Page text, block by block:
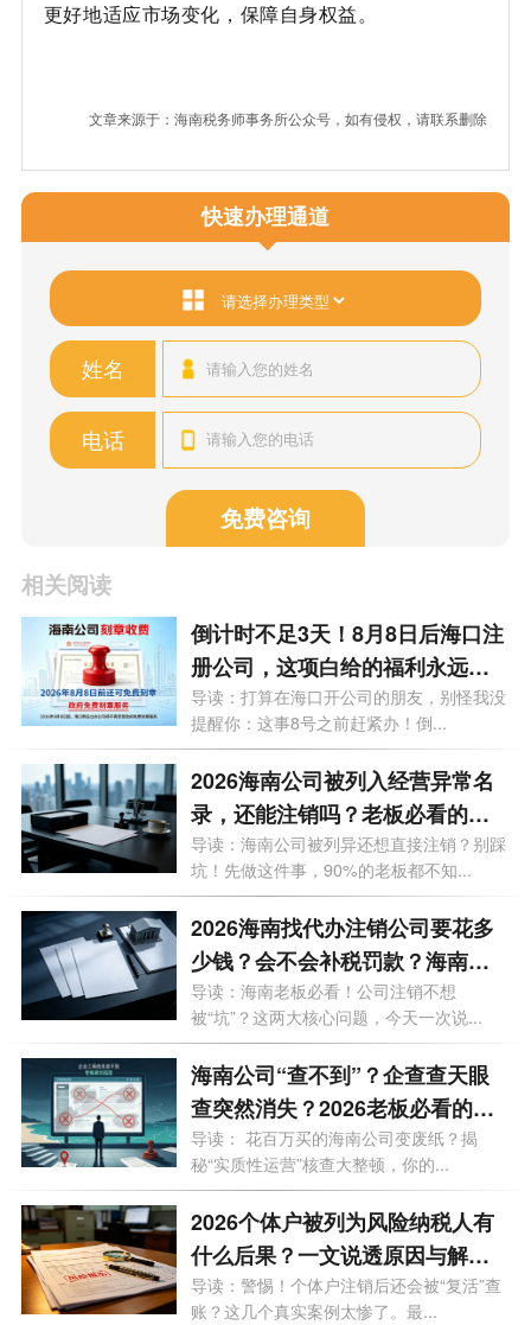
更好地适应市场变化，保障自身权益。
文章来源于：海南税务师事务所公众号，如有侵权，请联系删除
快速办理通道
姓名
电话
免费咨询
相关阅读
倒计时不足3天！8月8日后海口注
册公司，这项白给的福利永远没
了
导读：打算在海口开公司的朋友，别怪我没
提醒你：这事8号之前赶紧办！倒...
2026海南公司被列入经营异常名
录，还能注销吗？老板必看的自
救指南！
导读：海南公司被列异还想直接注销？别踩
坑！先做这件事，90%的老板都不知...
2026海南找代办注销公司要花多
少钱？会不会补税罚款？海南最
新注销避坑指南！
导读：海南老板必看！公司注销不想
被“坑”？这两大核心问题，今天一次说...
海南公司“查不到”？企查查天眼
查突然消失？2026老板必看的工
商屏蔽避坑与解除指南！
导读： 花百万买的海南公司变废纸？揭
秘“实质性运营”核查大整顿，你的...
2026个体户被列为风险纳税人有
什么后果？一文说透原因与解除
办法
导读：警惕！个体户注销后还会被“复活”查
账？这几个真实案例太惨了。最...